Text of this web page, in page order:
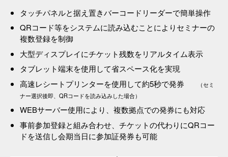
タッチパネルと据え置きバーコードリーダーで簡単操作
QRコード等をシステムに読み込むことによりセミナーの
複数登録を制御
大型ディスプレイにチケット残数をリアルタイム表示
タブレット端末を使用して省スペース化を実現
高速レシートプリンターを使用して約5秒で発券
（セミ
ナー選択後即、QRコードを読み込みした場合）
WEBサーバー使用により、複数拠点での発券にも対応
事前参加登録と組み合わせ、チケットの代わりにQRコー
ドを送信し会期当日に参加証発券も可能